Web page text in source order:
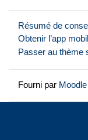
Résumé de
Obtenir l’app
Passer au thème
Fourni par Moodle